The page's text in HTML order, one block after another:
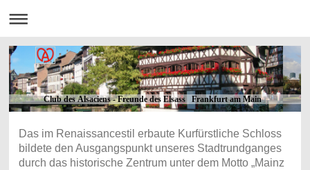
Club des Alsaciens - Freunde des Elsass Frankfurt am Main
Das im Renaissancestil erbaute Kurfürstliche Schloss
bildete den Ausgangspunkt unseres Stadtrundganges
durch das historische Zentrum unter dem Motto „Mainz